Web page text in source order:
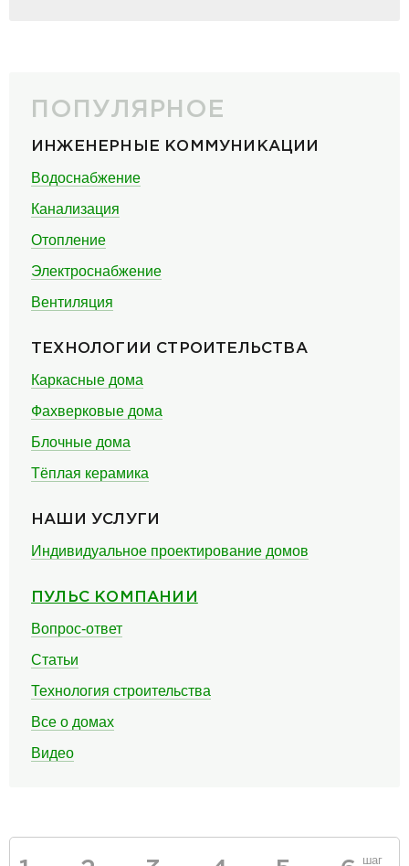
ПОПУЛЯРНОЕ
ИНЖЕНЕРНЫЕ КОММУНИКАЦИИ
Водоснабжение
Канализация
Отопление
Электроснабжение
Вентиляция
ТЕХНОЛОГИИ СТРОИТЕЛЬСТВА
Каркасные дома
Фахверковые дома
Блочные дома
Тёплая керамика
НАШИ УСЛУГИ
Индивидуальное проектирование домов
ПУЛЬС КОМПАНИИ
Вопрос-ответ
Статьи
Технология строительства
Все о домах
Видео
шаг